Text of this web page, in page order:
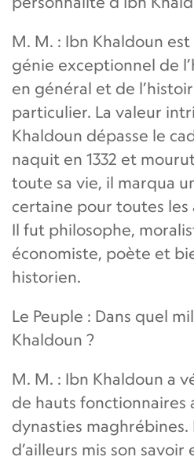
M. M. : Ibn Khaldoun est
génie exceptionnel de
en général et de
particulier. La valeur
Khaldoun dépasse le
naquit en 1332 et
toute sa vie, il marqua
certaine pour toutes les
Il fut philosophe,
économiste, poète et
historien.
Le Peuple : Dans quel
Khaldoun ?
M. M. : Ibn Khaldoun a
de hauts fonctionnaires
dynasties maghrébines.
d’ailleurs mis son